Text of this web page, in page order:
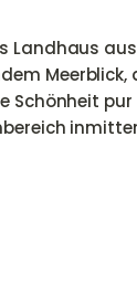
Landhaus
Meerblick,
Schönheit